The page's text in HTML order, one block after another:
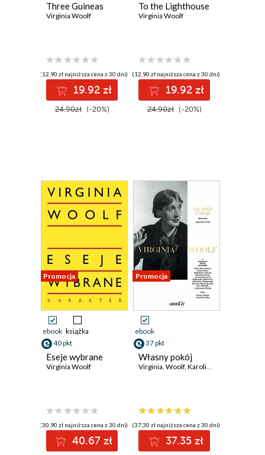
Three Guineas
Virginia Woolf
(12,90 zł najniższa cena z 30 dni)
19.92 zł
24.90zł (-20%)
To the Lighthouse
Virginia Woolf
(12,90 zł najniższa cena z 30 dni)
19.92 zł
24.90zł (-20%)
Promocja
ebook książka
40 pkt
Eseje wybrane
Virginia Woolf
(30,90 zł najniższa cena z 30 dni)
40.67 zł
Promocja
ebook
37 pkt
Własny pokój
Virginia. Woolf, Karolina Sulej
(37,30 zł najniższa cena z 30 dni)
37.35 zł